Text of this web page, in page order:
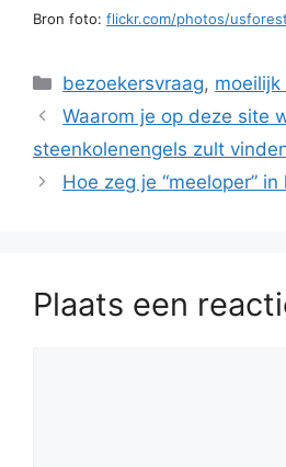
Bron foto: flickr.com/photos/
Categorieën
bezoekersvraag,
Waarom je op deze site
steenkolenengels zult
Hoe zeg je “meeloper” in
Plaats een